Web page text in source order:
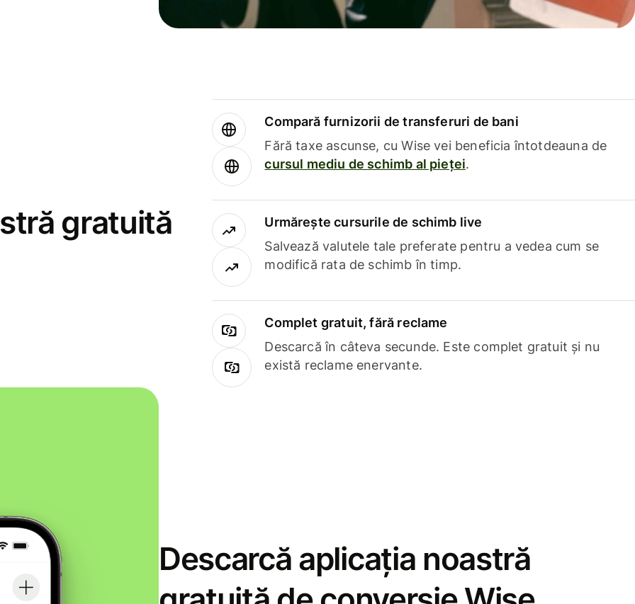
gratuită
Compară furnizorii de transferuri de bani
Fără taxe ascunse, cu Wise vei beneficia întotdeauna de
cursul mediu de schimb al pieței.
Urmărește cursurile de schimb live
Salvează valutele tale preferate pentru a vedea cum se
modifică rata de schimb în timp.
Complet gratuit, fără reclame
Descarcă în câteva secunde. Este complet gratuit și nu
există reclame enervante.
Descarcă aplicația noastră